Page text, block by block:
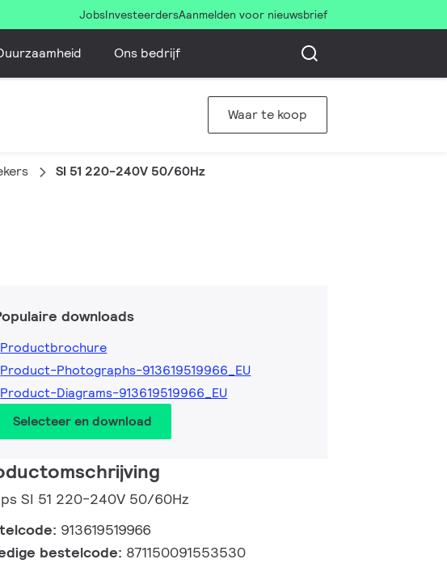
JobsInvesteerdersAanmelden voor nieuwsbrief
Ons bedrijf
Waar te koop
SI 51 220-240V 50/60Hz
downloads
Productbrochure
Product-Photographs-913619519966_EU
Product-Diagrams-913619519966_EU
Selecteer en download
SI 51 220-240V 50/60Hz
913619519966
bestelcode: 871150091553530